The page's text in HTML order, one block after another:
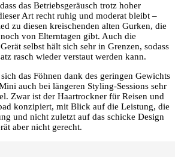
das Betriebsgeräusch trotz hoher
Art recht ruhig und moderat bleibt –
zu diesen kreischenden alten Gurken, die
von Elterntagen gibt. Auch die
selbst hält sich sehr in Grenzen, sodass
rasch wieder verstaut werden kann.
das Föhnen dank des geringen Gewichts
auch bei längeren Styling-Sessions sehr
Zwar ist der Haartrockner für Reisen und
konzipiert, mit Blick auf die Leistung, die
und nicht zuletzt auf das schicke Design
aber nicht gerecht.